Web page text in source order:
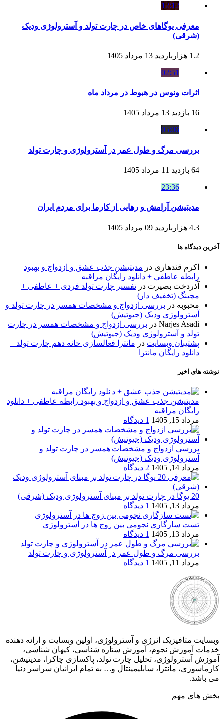
12:12
معرفی یوگاهای خاص در چارت تولد و آسترولوژی ودیک
(شرقی)
1.2 هزاربازدید
13 مرداد 1405
02:51
اثرات ونوس در هبوط در مرداد ماه
16 بازدید
13 مرداد 1405
05:06
بررسی مرگ و طول عمر در آسترولوژی و چارت تولد
64 بازدید
11 مرداد 1405
23:36
مدیتیشن آرامش و رهایی از کارما برای مردم ایران
4.3 هزاربازدید 09 مرداد 1405
آخرین دیدگاه ها
اکرم قندهاری در مدیتیشن جذب عشق و ازدواج و بهبود
رابطه عاطفی + دانلود رایگان مراقبه
آذردخت بصیرت در تفسیر چارت تولد فردی + عاطفی +
مچینگ (تخفیف دار)
محبوبه در بررسی ازدواج و مشخصات همسر در چارت تولد و
آسترولوژی ودیک (جیوتیش)
Narjes Asadi در بررسی ازدواج و مشخصات همسر در چارت
تولد و آسترولوژی ودیک (جیوتیش)
پشتیبان وبسایت در مانترا فعالسازی خانه دهم چارت تولد +
دانلود رایگان مانترا
نوشته های اخیر
مدیتیشن جذب عشق و ازدواج و بهبود رابطه عاطفی + دانلود
رایگان مراقبه
مرداد 15, 1405
1 دیدگاه
بررسی ازدواج و مشخصات همسر در چارت تولد و
آسترولوژی ودیک (جیوتیش)
مرداد 14, 1405
2 دیدگاه
20 یوگا در چارت تولد بر مبنای آسترولوژی ودیک (شرقی)
مرداد 13, 1405
1 دیدگاه
تست سازگاری نجومی بین زوج ها در آسترولوژی
مرداد 13, 1405
1 دیدگاه
بررسی مرگ و طول عمر در آسترولوژی و چارت تولد
مرداد 11, 1405
1 دیدگاه
وبسایت متافیزیک انرژی و آسترولوژی، اولین وبسایت و ارائه دهنده
خدمات آموزش نجوم، آموزش ستاره شناسی، کیهان شناسی،
آموزش آسترولوژی، تحلیل چارت تولد، پاکسازی چاکرا، مدیتیشن،
کارماسوزی، مانترا، سابلیمینتال و… به تمام ایرانیان سراسر دنیا
می باشد.
بخش های مهم